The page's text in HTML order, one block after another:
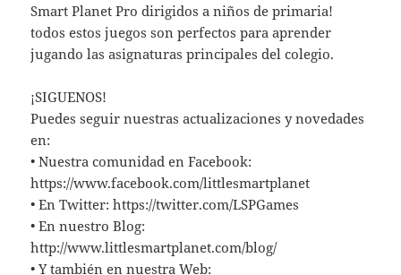
Smart Planet Pro dirigidos a niños de primaria!
todos estos juegos son perfectos para aprender
jugando las asignaturas principales del colegio.
¡SIGUENOS!
Puedes seguir nuestras actualizaciones y novedades
en:
• Nuestra comunidad en Facebook:
https://www.facebook.com/littlesmartplanet
• En Twitter: https://twitter.com/LSPGames
• En nuestro Blog:
http://www.littlesmartplanet.com/blog/
• Y también en nuestra Web: